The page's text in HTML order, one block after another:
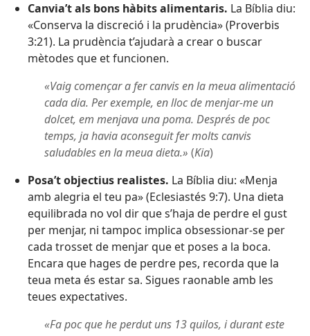
Canvia’t als bons hàbits alimentaris. La Bíblia diu:
«Conserva la discreció i la prudència» (Proverbis
3:21). La prudència t’ajudarà a crear o buscar
mètodes que et funcionen.
«Vaig començar a fer canvis en la meua alimentació
cada dia. Per exemple, en lloc de menjar-me un
dolcet, em menjava una poma. Després de poc
temps, ja havia aconseguit fer molts canvis
saludables en la meua dieta.» (Kia)
Posa’t objectius realistes. La Bíblia diu: «Menja
amb alegria el teu pa» (Eclesiastés 9:7). Una dieta
equilibrada no vol dir que s’haja de perdre el gust
per menjar, ni tampoc implica obsessionar-se per
cada trosset de menjar que et poses a la boca.
Encara que hages de perdre pes, recorda que la
teua meta és estar sa. Sigues raonable amb les
teues expectatives.
«Fa poc que he perdut uns 13 quilos, i durant este